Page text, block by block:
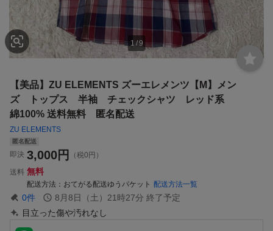
1 /9
【美品】ZU ELEMENTS ズーエレメンツ【M】メン
ズ トップス 半袖 チェックシャツ レッド系
綿100% 送料無料 匿名配送
ZU ELEMENTS
匿名配送
即決 3,000円
（税0円）
送料 無料
配送方法 おてがる配送ゆうパケット 配送方法一覧
0件 8月8日（土）21時27分 終了予定
目立った傷や汚れなし